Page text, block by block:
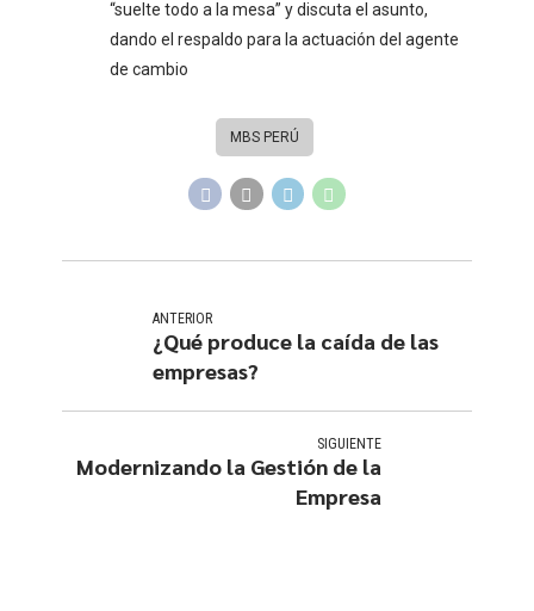
“suelte todo a la mesa” y discuta el asunto,
dando el respaldo para la actuación del agente
de cambio
MBS PERÚ
ANTERIOR
¿Qué produce la caída de las
empresas?
SIGUIENTE
Modernizando la Gestión de la
Empresa